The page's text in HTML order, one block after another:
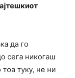
да го
сега никогаш
туку, не ни